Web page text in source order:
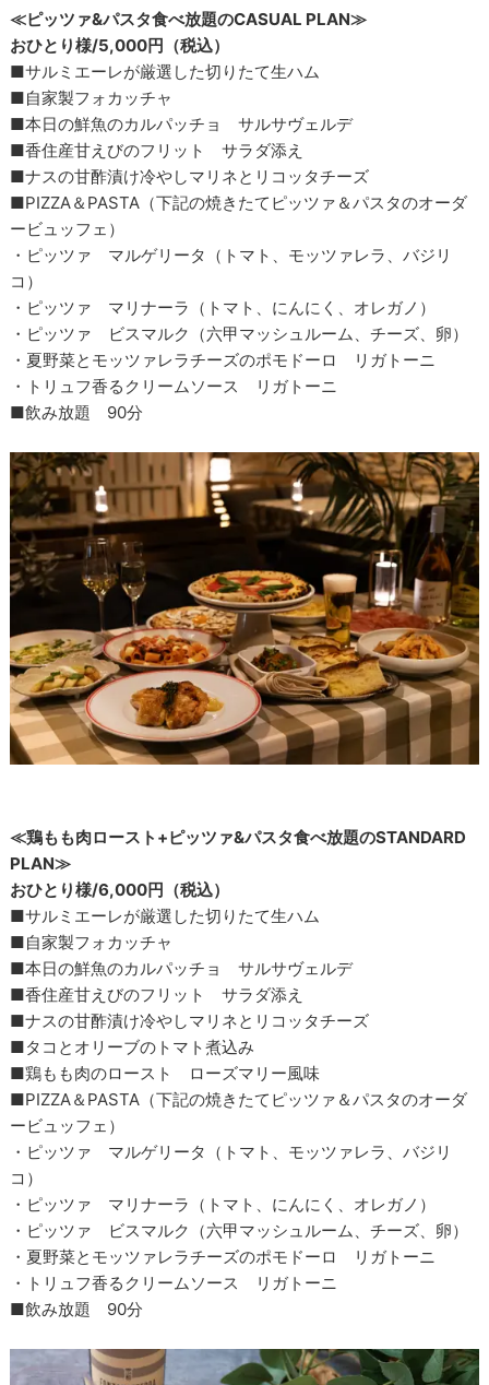
≪ピッツァ&パスタ食べ放題のCASUAL PLAN≫
おひとり様/5,000円（税込）
■サルミエーレが厳選した切りたて生ハム
■自家製フォカッチャ
■本日の鮮魚のカルパッチョ サルサヴェルデ
■香住産甘えびのフリット サラダ添え
■ナスの甘酢漬け冷やしマリネとリコッタチーズ
■PIZZA＆PASTA（下記の焼きたてピッツァ＆パスタのオーダ
ービュッフェ）
・ピッツァ マルゲリータ（トマト、モッツァレラ、バジリ
コ）
・ピッツァ マリナーラ（トマト、にんにく、オレガノ）
・ピッツァ ビスマルク（六甲マッシュルーム、チーズ、卵）
・夏野菜とモッツァレラチーズのポモドーロ リガトーニ
・トリュフ香るクリームソース リガトーニ
■飲み放題 90分
≪鶏もも肉ロースト+ピッツァ&パスタ食べ放題のSTANDARD
PLAN≫
おひとり様/6,000円（税込）
■サルミエーレが厳選した切りたて生ハム
■自家製フォカッチャ
■本日の鮮魚のカルパッチョ サルサヴェルデ
■香住産甘えびのフリット サラダ添え
■ナスの甘酢漬け冷やしマリネとリコッタチーズ
■タコとオリーブのトマト煮込み
■鶏もも肉のロースト ローズマリー風味
■PIZZA＆PASTA（下記の焼きたてピッツァ＆パスタのオーダ
ービュッフェ）
・ピッツァ マルゲリータ（トマト、モッツァレラ、バジリ
コ）
・ピッツァ マリナーラ（トマト、にんにく、オレガノ）
・ピッツァ ビスマルク（六甲マッシュルーム、チーズ、卵）
・夏野菜とモッツァレラチーズのポモドーロ リガトーニ
・トリュフ香るクリームソース リガトーニ
■飲み放題 90分